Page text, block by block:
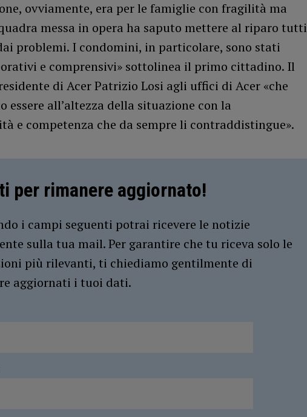
ovviamente, era per le famiglie con fragilità ma
messa in opera ha saputo mettere al riparo tutti
problemi. I condomini, in particolare, sono stati
e comprensivi» sottolinea il primo cittadino. Il
di Acer Patrizio Losi agli uffici di Acer «che
essere all’altezza della situazione con la
e competenza che da sempre li contraddistingue».
per rimanere aggiornato!
i campi seguenti potrai ricevere le notizie
sulla tua mail. Per garantire che tu riceva solo le
più rilevanti, ti chiediamo gentilmente di
aggiornati i tuoi dati.